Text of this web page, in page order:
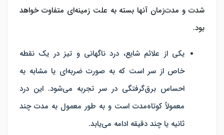
شدت و مدت‌زمان آنها بسته به علت زمینه‌ای متفاوت خواهد
بود.
یکی از علائم شایع، درد ناگهانی و تیز در یک نقطه
خاص از سر است که به صورت ضربه‌ای یا مشابه به
احساس برق‌گرفتگی در سر تجربه می‌شود. این درد
معمولاً کوتاه‌مدت است و به طور معمول به مدت چند
ثانیه یا چند دقیقه ادامه می‌‎یابد.